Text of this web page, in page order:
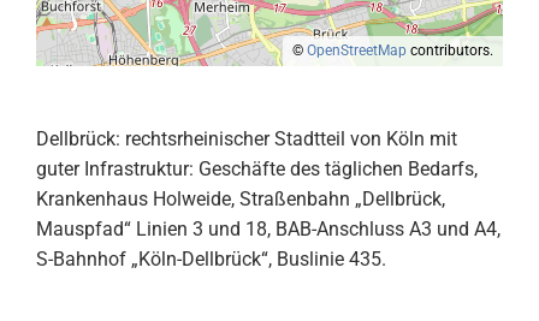
© OpenStreetMap contributors.
Dellbrück: rechtsrheinischer Stadtteil von Köln mit
guter Infrastruktur: Geschäfte des täglichen Bedarfs,
Krankenhaus Holweide, Straßenbahn „Dellbrück,
Mauspfad“ Linien 3 und 18, BAB-Anschluss A3 und A4,
S-Bahnhof „Köln-Dellbrück“, Buslinie 435.